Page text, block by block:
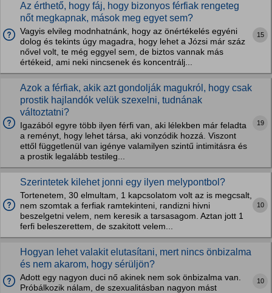
Az érthető, hogy fáj, hogy bizonyos férfiak rengeteg
nőt megkapnak, mások meg egyet sem?
Vagyis elvileg modnhatnánk, hogy az önértékelés egyéni
dolog és tekints úgy magadra, hogy lehet a Józsi már száz
nővel volt, te még eggyel sem, de biztos vannak más
értékeid, ami neki nincsenek és koncentrálj...
15
Azok a férfiak, akik azt gondolják magukról, hogy csak
prostik hajlandók velük szexelni, tudnának
változtatni?
Igazából egyre több ilyen férfi van, aki lélekben már feladta
a reményt, hogy lehet társa, aki vonzódik hozzá. Viszont
ettől függetlenül van igénye valamilyen szintű intimitásra és
a prostik legalább testileg...
19
Szerintetek kilehet jonni egy ilyen melypontbol?
Tortenetem, 30 elmultam, 1 kapcsolatom volt az is megcsalt,
nem szomtak a ferfiak ramtekinteni, randizni hivni
beszelgetni velem, nem keresik a tarsasagom. Aztan jott 1
ferfi beleszerettem, de szakitott velem...
10
Hogyan lehet valakit elutasítani, mert nincs önbizalma
és nem akarom, hogy sérüljön?
Adott egy nagyon duci nő akinek nem sok önbizalma van.
Próbálkozik nálam, de szexualitásban nagyon mást
10